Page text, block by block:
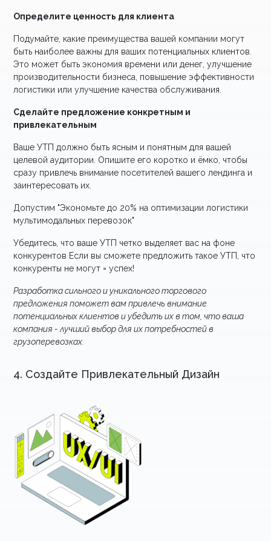
Определите ценность для клиента
Подумайте, какие преимущества вашей компании могут
быть наиболее важны для ваших потенциальных клиентов.
Это может быть экономия времени или денег, улучшение
производительности бизнеса, повышение эффективности
логистики или улучшение качества обслуживания.
Сделайте предложение конкретным и
привлекательным
Ваше УТП должно быть ясным и понятным для вашей
целевой аудитории. Опишите его коротко и ёмко, чтобы
сразу привлечь внимание посетителей вашего лендинга и
заинтересовать их.
Допустим "Экономьте до 20% на оптимизации логистики
мультимодальных перевозок"
Убедитесь, что ваше УТП четко выделяет вас на фоне
конкурентов Если вы сможете предложить такое УТП, что
конкуренты не могут = успех!
Разработка сильного и уникального торгового
предложения поможет вам привлечь внимание
потенциальных клиентов и убедить их в том, что ваша
компания - лучший выбор для их потребностей в
грузоперевозках.
4. Создайте Привлекательный Дизайн